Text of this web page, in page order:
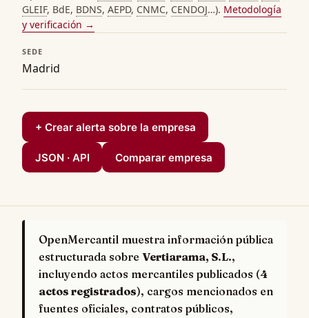
GLEIF, BdE, BDNS, AEPD, CNMC, CENDOJ…). Metodología
y verificación →
SEDE
Madrid
+ Crear alerta sobre la empresa
JSON · API Comparar empresa
OpenMercantil muestra información pública
estructurada sobre Vertiarama, S.L.,
incluyendo actos mercantiles publicados (4
actos registrados), cargos mencionados en
fuentes oficiales, contratos públicos,